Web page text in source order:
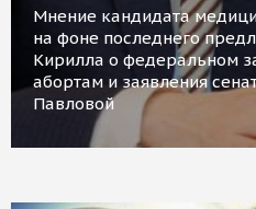
Мнение кандидата
на фоне последнего
Кирилла о федеральном
абортам и заявления
Павловой